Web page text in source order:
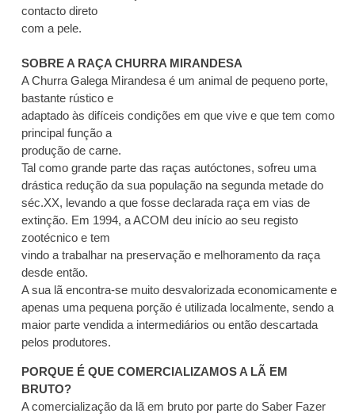
contacto direto
com a pele.
SOBRE A RAÇA CHURRA MIRANDESA
A Churra Galega Mirandesa é um animal de pequeno porte,
bastante rústico e
adaptado às difíceis condições em que vive e que tem como
principal função a
produção de carne.
Tal como grande parte das raças autóctones, sofreu uma
drástica redução da sua população na segunda metade do
séc.XX, levando a que fosse declarada raça em vias de
extinção. Em 1994, a ACOM deu início ao seu registo
zootécnico e tem
vindo a trabalhar na preservação e melhoramento da raça
desde então.
A sua lã encontra-se muito desvalorizada economicamente e
apenas uma pequena porção é utilizada localmente, sendo a
maior parte vendida a intermediários ou então descartada
pelos produtores.
PORQUE É QUE COMERCIALIZAMOS A LÃ EM
BRUTO?
A comercialização da lã em bruto por parte do Saber Fazer